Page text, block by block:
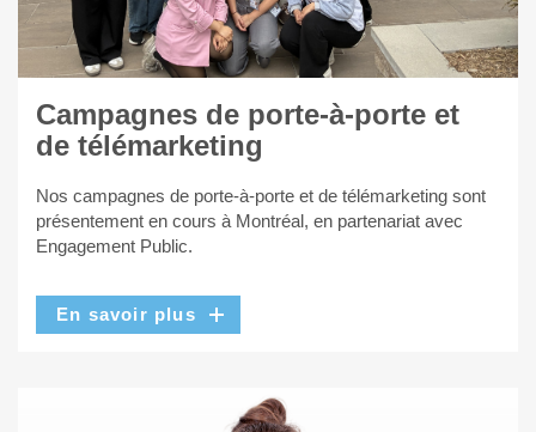
Campagnes de porte-à-porte et
de télémarketing
Nos campagnes de porte-à-porte et de télémarketing sont
présentement en cours à Montréal, en partenariat avec
Engagement Public.
En savoir plus